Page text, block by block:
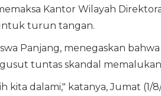
Kantor Wilayah
turun tangan.
Panjang, menegaskan
tuntas skandal memalukan
kita dalami," katanya, Jumat (1/